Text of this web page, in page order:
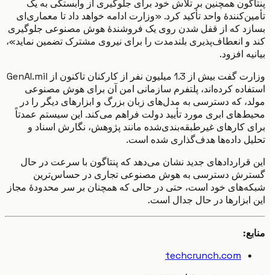
همچنین بر تلاش خود برای جلوگیری از وابستگی به یک
واحد تأکید کرد. «وزارت ادامه خواهد داد تا معماری‌ای
که از قفل شدن روی یک فروشندهٔ هوش مصنوعی جلوگیری
انعطاف‌پذیری بلندمدت را برای نیروی مشترک تضمین نماید»،
افزود.
وزارت گفت بیش از 1.3 میلیون نفر از کارکنان تاکنون از GenAI.mil
کرده‌اند، پلتفرم سازمانی امن آن برای هوش مصنوعی
که دسترسی به مدل‌های زبان بزرگ و ابزارهای دیگر را در
ابری مورد تأیید دولت فراهم می‌کند. این سیستم عمدتاً
کارهای غیرطبقه‌بندی‌شده مانند پژوهش، نگارش اسناد و
داده‌ها هدف‌گذاری شده است.
جدید نشان می‌دهد که پنتاگون با سرعت در حال
دسترسی به هوش مصنوعی تجاری در حساس‌ترین
خود است، حتی در حالی که همچنان بر سر محدودهٔ مجاز
در حال جدال است.
techcrunch.com